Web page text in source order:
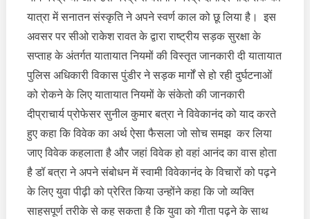
यात्रा में सनातन संस्कृति ने अपने स्वर्ण काल को छू लिया है। इस
अवसर पर सीओ राकेश रावत के द्वारा राष्ट्रीय सड़क सुरक्षा के
सप्ताह के अंतर्गत यातायात नियमों की विस्तृत जानकारी दी यातायात
पुलिस अधिकारी विकास पुंडीर ने सड़क मार्गों से हो रही दुर्घटनाओं
को रोकने के लिए यातायात नियमों के संकेतो की जानकारी
दीप्राचार्य प्रोफेसर सुनील कुमार बत्रा ने विवेकानंद को याद करते
हुए कहा कि विवेक का अर्थ ऐसा फैसला जो सोच समझ कर लिया
जाए विवेक कहलाता है और जहां विवेक हो वहां आनंद का वास होता
है डॉ बत्रा ने अपने संबोधन में स्वामी विवेकानंद के विचारों को पढ़ने
के लिए युवा पीढ़ी को प्रेरित किया उन्होंने कहा कि जो व्यक्ति
साहसपूर्ण तरीके से कह सकता है कि युवा को गीता पढ़ने के साथ